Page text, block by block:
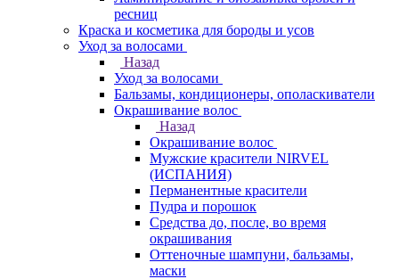
ресниц
Краска и косметика для бороды и усов
Уход за волосами
Назад
Уход за волосами
Бальзамы, кондиционеры, ополаскиватели
Окрашивание волос
Назад
Окрашивание волос
Мужские красители NIRVEL
(ИСПАНИЯ)
Перманентные красители
Пудра и порошок
Средства до, после, во время
окрашивания
Оттеночные шампуни, бальзамы,
маски